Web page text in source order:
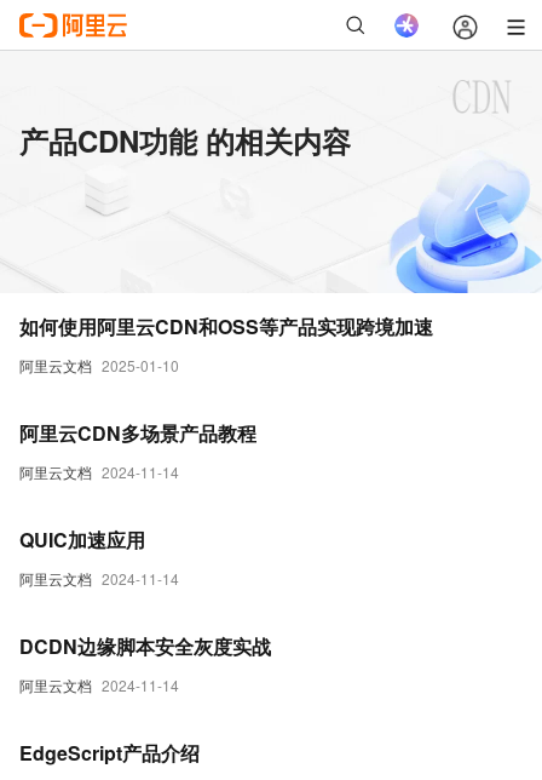
产品CDN功能 的相关内容
阿里云文档 2025-01-10
如何使用阿里云CDN和OSS等产品实现跨境加速
阿里云文档 2024-11-14
阿里云CDN多场景产品教程
阿里云文档 2024-11-14
QUIC加速应用
阿里云文档 2024-11-14
DCDN边缘脚本安全灰度实战
EdgeScript产品介绍